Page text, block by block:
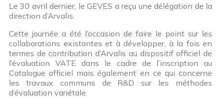
Le 30 avril dernier, le GEVES a reçu une délégation de la
direction d’Arvalis.
Cette journée a été l’occasion de faire le point sur les
collaborations existantes et à développer, à la fois en
termes de contribution d’Arvalis au dispositif officiel de
l’évaluation VATE dans le cadre de l’inscription au
Catalogue officiel mais également en ce qui concerne
les travaux communs de R&D sur les méthodes
d’évaluation variétale.